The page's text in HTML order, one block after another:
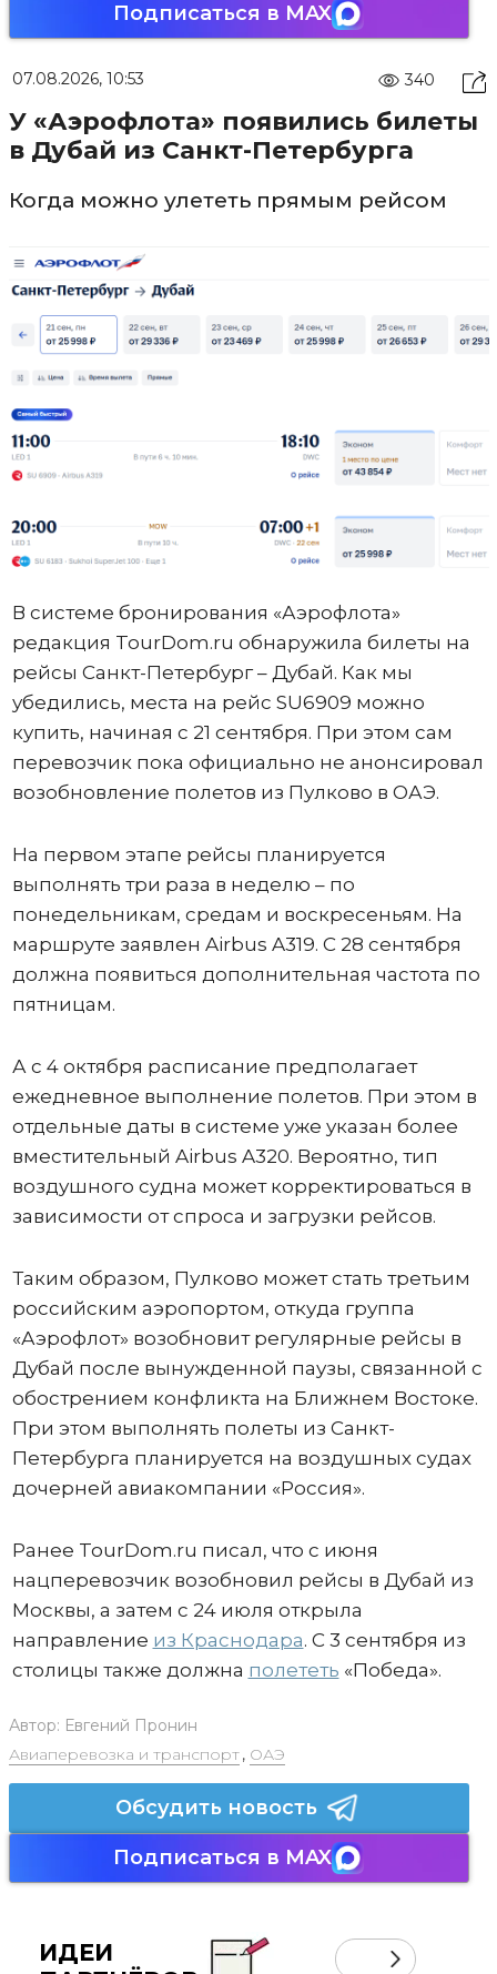
Подписаться в MAX
07.08.2026, 10:53 340
У «Аэрофлота» появились билеты
в Дубай из Санкт-Петербурга
Когда можно улететь прямым рейсом
В системе бронирования «Аэрофлота»
редакция TourDom.ru обнаружила билеты на
рейсы Санкт-Петербург – Дубай. Как мы
убедились, места на рейс SU6909 можно
купить, начиная с 21 сентября. При этом сам
перевозчик пока официально не анонсировал
возобновление полетов из Пулково в ОАЭ.
На первом этапе рейсы планируется
выполнять три раза в неделю – по
понедельникам, средам и воскресеньям. На
маршруте заявлен Airbus A319. С 28 сентября
должна появиться дополнительная частота по
пятницам.
А с 4 октября расписание предполагает
ежедневное выполнение полетов. При этом в
отдельные даты в системе уже указан более
вместительный Airbus A320. Вероятно, тип
воздушного судна может корректироваться в
зависимости от спроса и загрузки рейсов.
Таким образом, Пулково может стать третьим
российским аэропортом, откуда группа
«Аэрофлот» возобновит регулярные рейсы в
Дубай после вынужденной паузы, связанной с
обострением конфликта на Ближнем Востоке.
При этом выполнять полеты из Санкт-
Петербурга планируется на воздушных судах
дочерней авиакомпании «Россия».
Ранее TourDom.ru писал, что с июня
нацперевозчик возобновил рейсы в Дубай из
Москвы, а затем с 24 июля открыла
направление из Краснодара. С 3 сентября из
столицы также должна полететь «Победа».
Автор: Евгений Пронин
Авиаперевозка и транспорт, ОАЭ
Обсудить новость
Подписаться в MAX
ИДЕИ